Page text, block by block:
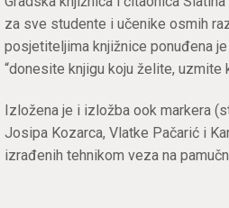
za sve studente i učenike osmih
posjetiteljima knjižnice ponuđena
“donesite knjigu koju želite, uzmite
Izložena je i izložba ook markera
Josipa Kozarca, Vlatke Pačarić i
izrađenih tehnikom veza na